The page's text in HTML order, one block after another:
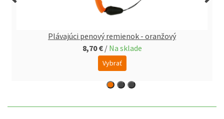
Plávajúci penový remienok - oranžový
8,70 € / Na sklade
Vybrať